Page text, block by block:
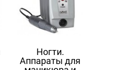
Ногти.
Аппараты для